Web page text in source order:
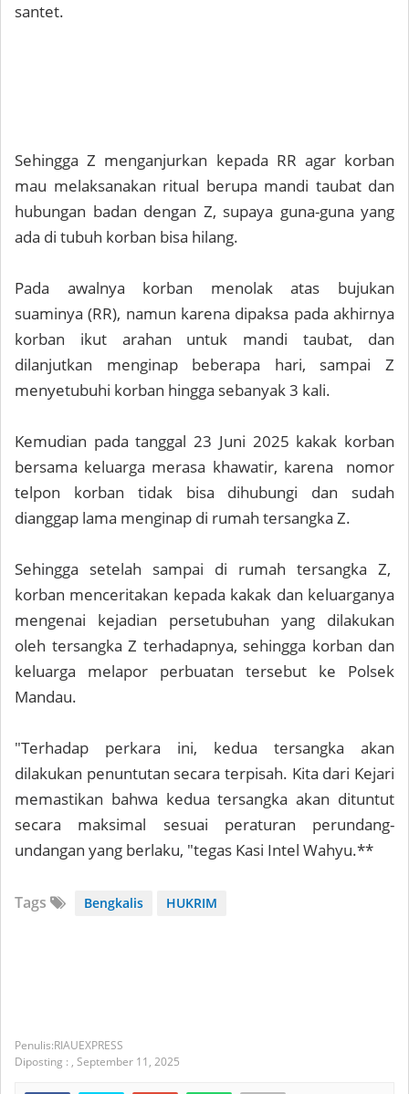
santet.
Sehingga Z menganjurkan kepada RR agar korban
mau melaksanakan ritual berupa mandi taubat dan
hubungan badan dengan Z, supaya guna-guna yang
ada di tubuh korban bisa hilang.
Pada awalnya korban menolak atas bujukan
suaminya (RR), namun karena dipaksa pada akhirnya
korban ikut arahan untuk mandi taubat, dan
dilanjutkan menginap beberapa hari, sampai Z
menyetubuhi korban hingga sebanyak 3 kali.
Kemudian pada tanggal 23 Juni 2025 kakak korban
bersama keluarga merasa khawatir, karena nomor
telpon korban tidak bisa dihubungi dan sudah
dianggap lama menginap di rumah tersangka Z.
Sehingga setelah sampai di rumah tersangka Z,
korban menceritakan kepada kakak dan keluarganya
mengenai kejadian persetubuhan yang dilakukan
oleh tersangka Z terhadapnya, sehingga korban dan
keluarga melapor perbuatan tersebut ke Polsek
Mandau.
"Terhadap perkara ini, kedua tersangka akan
dilakukan penuntutan secara terpisah. Kita dari Kejari
memastikan bahwa kedua tersangka akan dituntut
secara maksimal sesuai peraturan perundang-
undangan yang berlaku, "tegas Kasi Intel Wahyu.**
Tags Bengkalis HUKRIM
RIAUEXPRESS
Diposting : , September 11, 2025